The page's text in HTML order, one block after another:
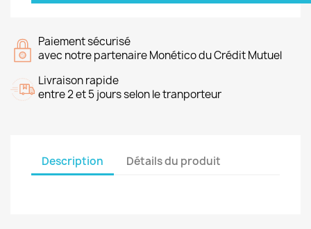
Paiement sécurisé
avec notre partenaire Monético du Crédit Mutuel
Livraison rapide
entre 2 et 5 jours selon le tranporteur
Description Détails du produit